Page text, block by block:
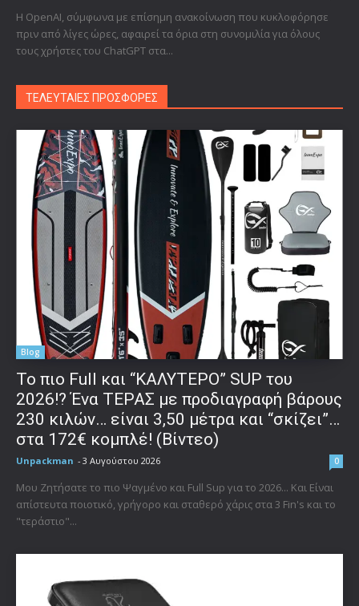
Η OpenAI, σύμφωνα με επίσημη ανακοίνωση που κυκλοφόρησε
πριν από λίγες ώρες, αφαιρεί τα όρια στη συνομιλία για όλους
τους χρήστες του ChatGPT στα...
ΤΕΛΕΥΤΑΙΕΣ ΠΡΟΣΦΟΡΕΣ
Blog
To πιο Full και “ΚΑΛΥΤΕΡΟ” SUP του
2026!? Ένα ΤΕΡΑΣ με προδιαγραφή βάρους
230 κιλών… είναι 3,50 μέτρα και “σκίζει”…
στα 172€ κομπλέ! (Βίντεο)
Unpackman - 3 Αυγούστου 2026 0
Μου Ζητήσατε το πιο Ψαγμένο και Full Sup για το 2026... Και Είναι
απίστευτα ποιοτικό, γρήγορο και σταθερό χάρις στα 3 Fin's και το
"τεράστιο"...